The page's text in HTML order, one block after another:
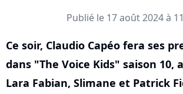
Publié le 17 août 2024 à
Ce soir, Claudio Capéo fera ses
dans "The Voice Kids" saison 10,
Lara Fabian, Slimane et Patrick